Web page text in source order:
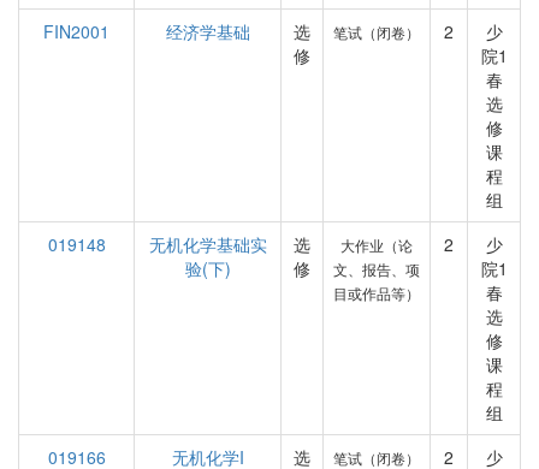
FIN2001
经济学基础
选
修
笔试（闭卷） 2
少
院1
春
选
修
课
程
组
019148
无机化学基础实
验(下)
选
修
大作业（论
文、报告、项
目或作品等）
2
少
院1
春
选
修
课
程
组
019166
无机化学I
选
笔试（闭卷） 2
少